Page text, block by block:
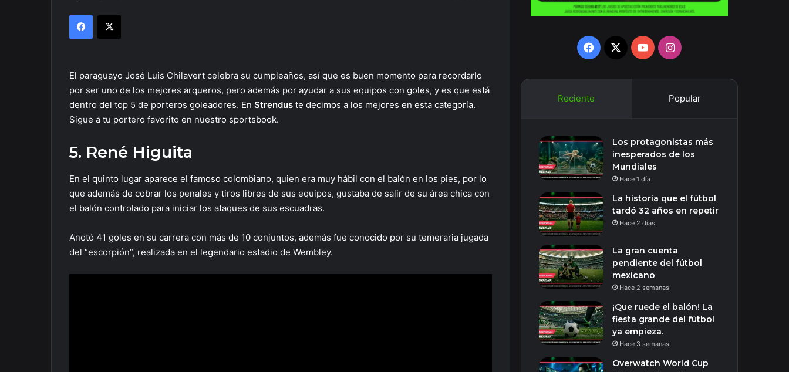
Facebook
X
El paraguayo José Luis Chilavert celebra su cumpleaños, así que es buen momento para recordarlo
por ser uno de los mejores arqueros, pero además por ayudar a sus equipos con goles, y es que está
dentro del top 5 de porteros goleadores. En Strendus te decimos a los mejores en esta categoría.
Sigue a tu portero favorito en nuestro sportsbook.
5. René Higuita
En el quinto lugar aparece el famoso colombiano, quien era muy hábil con el balón en los pies, por lo
que además de cobrar los penales y tiros libres de sus equipos, gustaba de salir de su área chica con
el balón controlado para iniciar los ataques de sus escuadras.
Anotó 41 goles en su carrera con más de 10 conjuntos, además fue conocido por su temeraria jugada
del “escorpión”, realizada en el legendario estadio de Wembley.
Facebook
X YouTubeInstagram
Reciente Popular
Los protagonistas más
inesperados de los
Mundiales
Hace 1 día
La historia que el fútbol
tardó 32 años en repetir
Hace 2 días
La gran cuenta
pendiente del fútbol
mexicano
Hace 2 semanas
¡Que ruede el balón! La
fiesta grande del fútbol
ya empieza.
Hace 3 semanas
Overwatch World Cup